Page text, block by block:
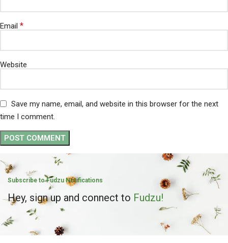
Email *
Website
Save my name, email, and website in this browser for the next
time I comment.
Subscribe to Fudzu Notifications
Hey, sign up and connect to Fudzu!